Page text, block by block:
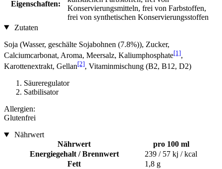
Eigenschaften:
Konservierungsmitteln, frei von Farbstoffen,
frei von synthetischen Konservierungsstoffen
Zutaten
Soja (Wasser, geschälte Sojabohnen (7.8%)), Zucker,
Calciumcarbonat, Aroma, Meersalz, Kaliumphosphate[1],
Karottenextrakt, Gellan[2], Vitaminmischung (B2, B12, D2)
Säureregulator
Satbilisator
Allergien:
Glutenfrei
Nährwert
Nährwert
pro 100 ml
Energiegehalt / Brennwert
239 / 57 kj / kcal
Fett
1,8 g